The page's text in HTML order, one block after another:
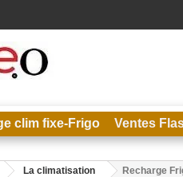
clim fixe-Frigo Ventes
La climatisation Recharge